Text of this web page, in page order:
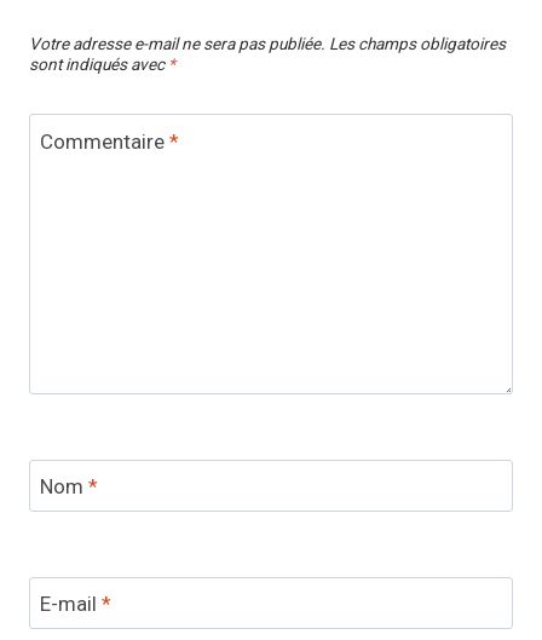
Votre adresse e-mail ne sera pas publiée. Les champs obligatoires
sont indiqués avec *
Commentaire *
Nom *
E-mail *